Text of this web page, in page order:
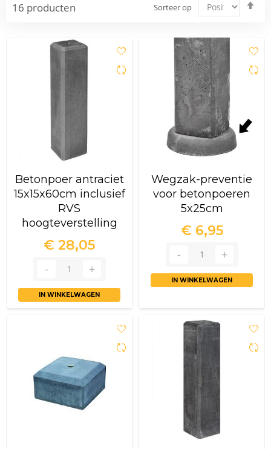
16 producten Sorteer op
Betonpoer antraciet
15x15x60cm inclusief
RVS
hoogteverstelling
€ 28,05
IN WINKELWAGEN
Wegzak-preventie
voor betonpoeren
5x25cm
€ 6,95
IN WINKELWAGEN